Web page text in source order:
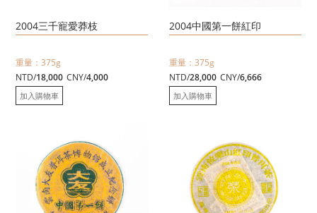
2004三千寵愛莽枝
重量：375g
NTD/18,000 CNY/4,000
加入購物車
2004中國第一餅紅印
重量：375g
NTD/28,000 CNY/6,666
加入購物車